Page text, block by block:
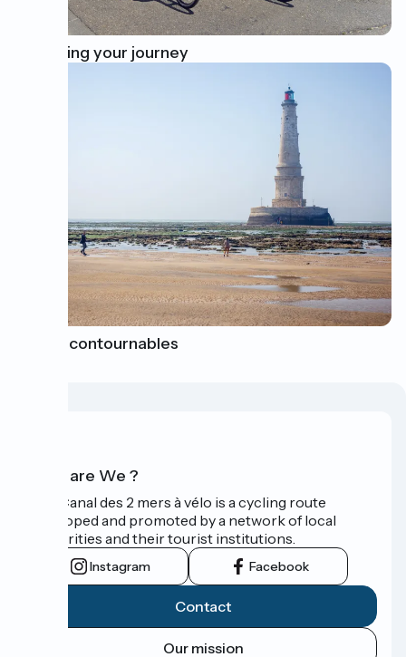
Preparing your journey
Sites incontournables
Who are We ?
The Canal des 2 mers à vélo is a cycling route
developed and promoted by a network of local
authorities and their tourist institutions.
Instagram Facebook
Contact
Our mission